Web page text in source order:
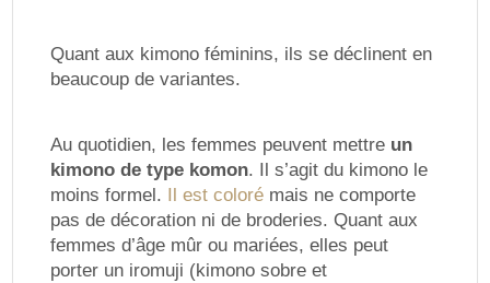
Quant aux kimono féminins, ils se déclinent en
beaucoup de variantes.
Au quotidien, les femmes peuvent mettre un
kimono de type komon. Il s’agit du kimono le
moins formel. Il est coloré mais ne comporte
pas de décoration ni de broderies. Quant aux
femmes d’âge mûr ou mariées, elles peut
porter un iromuji (kimono sobre et